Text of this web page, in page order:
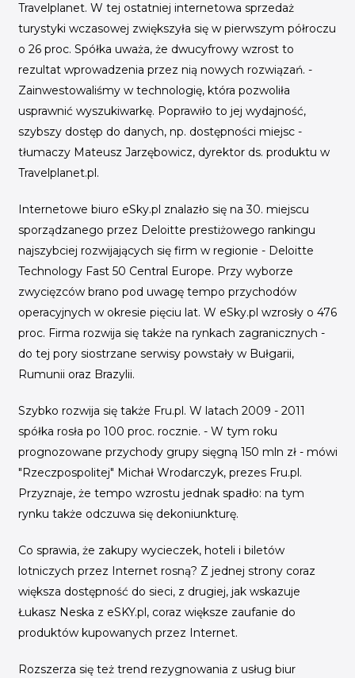
Travelplanet. W tej ostatniej internetowa sprzedaż
turystyki wczasowej zwiększyła się w pierwszym półroczu
o 26 proc. Spółka uważa, że dwucyfrowy wzrost to
rezultat wprowadzenia przez nią nowych rozwiązań. -
Zainwestowaliśmy w technologię, która pozwoliła
usprawnić wyszukiwarkę. Poprawiło to jej wydajność,
szybszy dostęp do danych, np. dostępności miejsc -
tłumaczy Mateusz Jarzębowicz, dyrektor ds. produktu w
Travelplanet.pl.
Internetowe biuro eSky.pl znalazło się na 30. miejscu
sporządzanego przez Deloitte prestiżowego rankingu
najszybciej rozwijających się firm w regionie - Deloitte
Technology Fast 50 Central Europe. Przy wyborze
zwycięzców brano pod uwagę tempo przychodów
operacyjnych w okresie pięciu lat. W eSky.pl wzrosły o 476
proc. Firma rozwija się także na rynkach zagranicznych -
do tej pory siostrzane serwisy powstały w Bułgarii,
Rumunii oraz Brazylii.
Szybko rozwija się także Fru.pl. W latach 2009 - 2011
spółka rosła po 100 proc. rocznie. - W tym roku
prognozowane przychody grupy sięgną 150 mln zł - mówi
"Rzeczpospolitej" Michał Wrodarczyk, prezes Fru.pl.
Przyznaje, że tempo wzrostu jednak spadło: na tym
rynku także odczuwa się dekoniunkturę.
Co sprawia, że zakupy wycieczek, hoteli i biletów
lotniczych przez Internet rosną? Z jednej strony coraz
większa dostępność do sieci, z drugiej, jak wskazuje
Łukasz Neska z eSKY.pl, coraz większe zaufanie do
produktów kupowanych przez Internet.
Rozszerza się też trend rezygnowania z usług biur